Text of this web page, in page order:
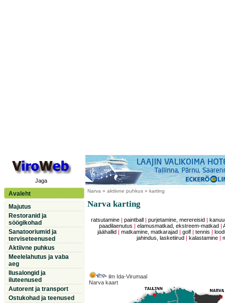
Jaga
Avaleht
Majutus
Restoranid ja
söögikohad
Sanatooriumid ja
terviseteenused
Aktiivne puhkus
Meelelahutus ja vaba
aeg
Ilusalongid ja
iluteenused
Autorent ja transport
Ostukohad ja teenused
Narva » aktiivne puhkus » karting
Narva karting
ratsutamine| paintball purjetamine, merereisid
paadilaenutus
|elamusmatkad, ekstreem-matkad |
jäähallid
matkamine, matkarajad golf| tennis
jahindus, lasketiirud
kalastamine |
ilm Ida-Virumaal
Narva kaart